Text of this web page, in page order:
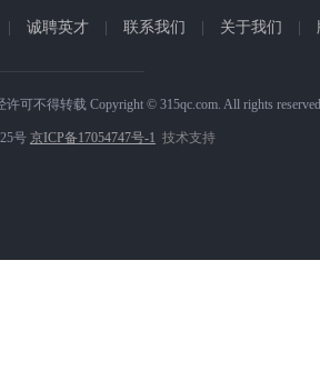
诚聘英才 联系我们 关于我们
可不得转载 Copyright © 315qc.com. All rights
号 京ICP备17054747号-1 技术支持